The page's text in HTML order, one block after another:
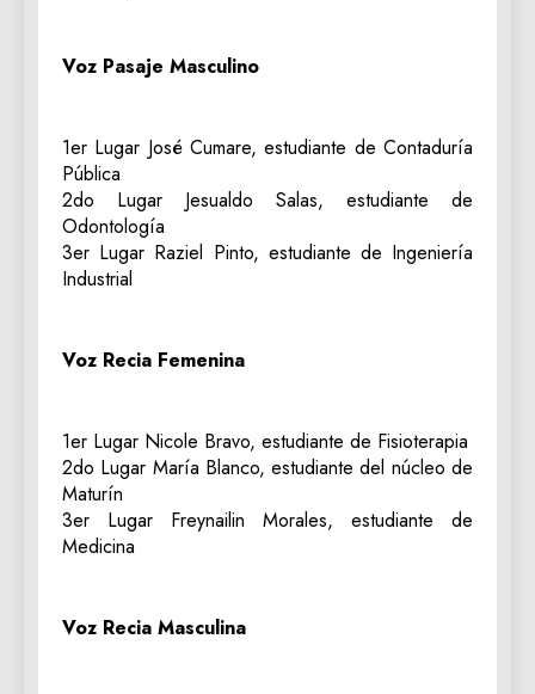
Voz Pasaje Masculino
1er Lugar José Cumare, estudiante de Contaduría
Pública
2do Lugar Jesualdo Salas, estudiante de
Odontología
3er Lugar Raziel Pinto, estudiante de Ingeniería
Industrial
Voz Recia Femenina
1er Lugar Nicole Bravo, estudiante de Fisioterapia
2do Lugar María Blanco, estudiante del núcleo de
Maturín
3er Lugar Freynailin Morales, estudiante de
Medicina
Voz Recia Masculina